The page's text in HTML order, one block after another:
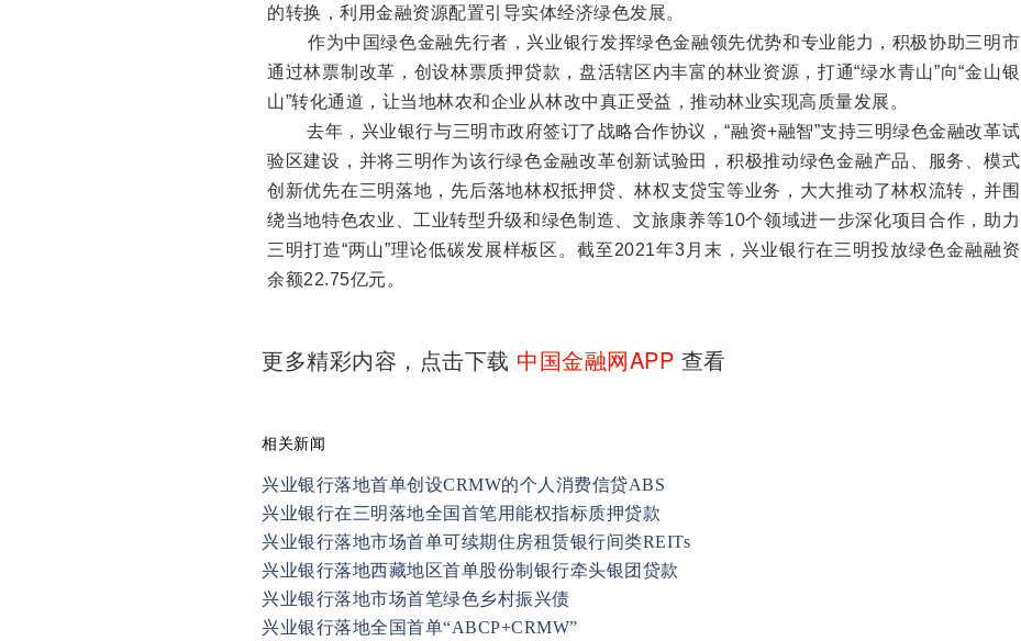
的转换，利用金融资源配置引导实体经济绿色发展。
作为中国绿色金融先行者，兴业银行发挥绿色金融领先优势和专业能力，积极协助三明市
通过林票制改革，创设林票质押贷款，盘活辖区内丰富的林业资源，打通“绿水青山”向“金山银
山”转化通道，让当地林农和企业从林改中真正受益，推动林业实现高质量发展。
去年，兴业银行与三明市政府签订了战略合作协议，“融资+融智”支持三明绿色金融改革试
验区建设，并将三明作为该行绿色金融改革创新试验田，积极推动绿色金融产品、服务、模式
创新优先在三明落地，先后落地林权抵押贷、林权支贷宝等业务，大大推动了林权流转，并围
绕当地特色农业、工业转型升级和绿色制造、文旅康养等10个领域进一步深化项目合作，助力
三明打造“两山”理论低碳发展样板区。截至2021年3月末，兴业银行在三明投放绿色金融融资
余额22.75亿元。
更多精彩内容，点击下载 中国金融网APP 查看
相关新闻
兴业银行落地首单创设CRMW的个人消费信贷ABS
兴业银行在三明落地全国首笔用能权指标质押贷款
兴业银行落地市场首单可续期住房租赁银行间类REITs
兴业银行落地西藏地区首单股份制银行牵头银团贷款
兴业银行落地市场首笔绿色乡村振兴债
兴业银行落地全国首单“ABCP+CRMW”